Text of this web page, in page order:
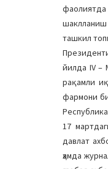
фаолиятда
шаклланиш
ташкил
йилда IV –
рақамли
фармони
17
давлат
ҳамда